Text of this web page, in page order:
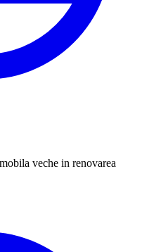
veche in renovarea